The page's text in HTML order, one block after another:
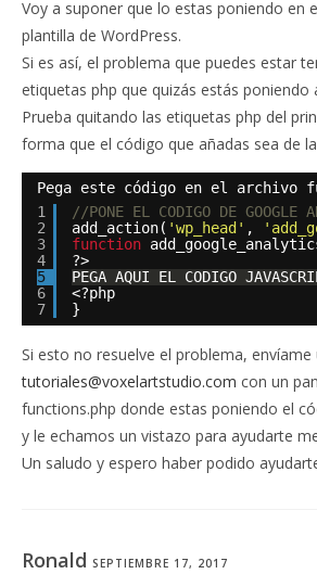
Voy a suponer que lo estas poniendo en
plantilla de WordPress.
Si es así, el problema que puedes estar
etiquetas php que quizás estás poniendo
Prueba quitando las etiquetas php del
forma que el código que añadas sea de
Pega este código en el archivo
1
2
3
4
5
6
7
//PONE EL CODIGO DE GOOGLE
add_action( 'wp_head' ,
function
?>
PEGA AQUI EL CODIGO
<?php
}
Si esto no resuelve el problema, envíame
tutoriales@voxelartstudio.com con un
functions.php donde estas poniendo el
y le echamos un vistazo para ayudarte
Un saludo y espero haber podido
Ronald SEPTIEMBRE 17, 2017